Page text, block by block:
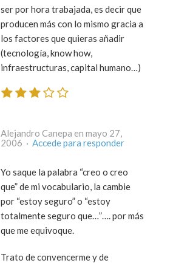
ser por hora trabajada, es decir que
producen más con lo mismo gracia a
los factores que quieras añadir
(tecnología, know how,
infraestructuras, capital humano…)
Alejandro Canepa en mayo 27,
2006 · Accede para responder
Yo saque la palabra “creo o creo
que” de mi vocabulario, la cambie
por “estoy seguro” o “estoy
totalmente seguro que…”…. por más
que me equivoque.
Trato de convencerme y de